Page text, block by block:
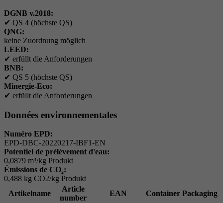
DGNB v.2018:
✔ QS 4 (höchste QS)
QNG:
keine Zuordnung möglich
LEED:
✔ erfüllt die Anforderungen
BNB:
✔ QS 5 (höchste QS)
Minergie-Eco:
✔ erfüllt die Anforderungen
Données environnementales
Numéro EPD:
EPD-DBC-20220217-IBF1-EN
Potentiel de prélèvement d'eau:
0,0879 m³/kg Produkt
Émissions de CO₂:
0,488 kg CO2/kg Produkt
Artikelname
Article
number
EAN Container Packaging